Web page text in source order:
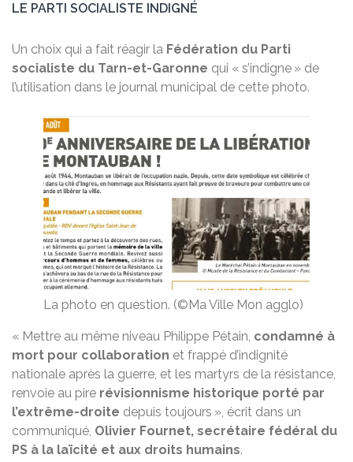
LE PARTI SOCIALISTE INDIGNÉ
Un choix qui a fait réagir la Fédération du Parti
socialiste du Tarn-et-Garonne qui « s’indigne » de
l’utilisation dans le journal municipal de cette photo.
La photo en question. (©Ma Ville Mon agglo)
« Mettre au même niveau Philippe Pétain, condamné à
mort pour collaboration et frappé d’indignité
nationale après la guerre, et les martyrs de la résistance,
renvoie au pire révisionnisme historique porté par
l’extrême-droite depuis toujours », écrit dans un
communiqué, Olivier Fournet, secrétaire fédéral du
PS à la laïcité et aux droits humains.